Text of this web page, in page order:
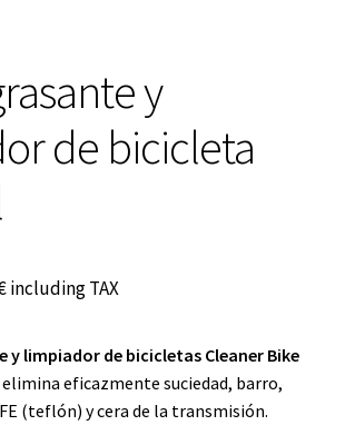
y
de bicicleta
including TAX
y limpiador de bicicletas Cleaner Bike
eficazmente suciedad, barro,
(teflón) y cera de la transmisión.